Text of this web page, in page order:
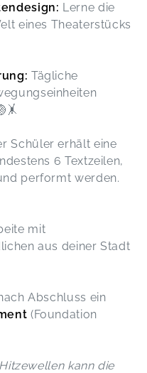
Lerne die
eines Theaterstücks
Tägliche
Schüler erhält eine
6 Textzeilen,
performt werden.
mit
aus deiner Stadt
Abschluss ein
(Foundation
kann die